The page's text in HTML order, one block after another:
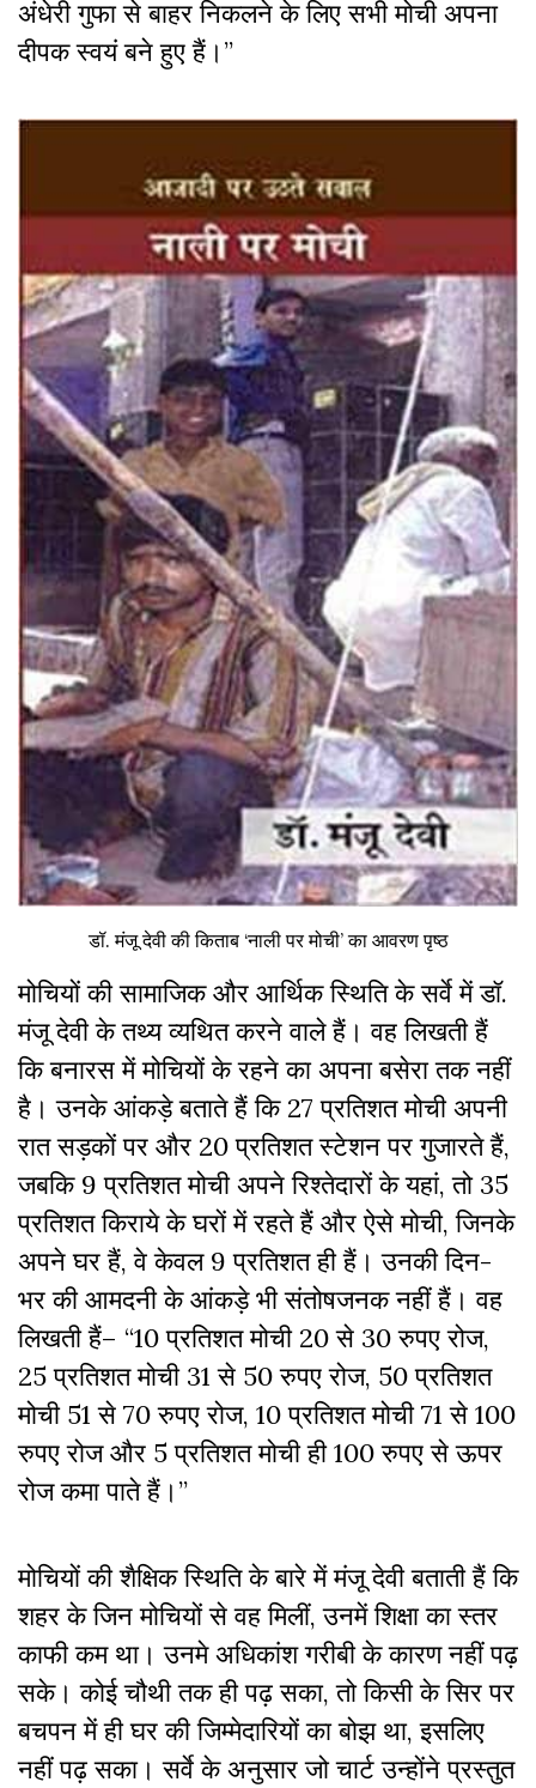
अंधेरी गुफा से बाहर निकलने के लिए सभी मोची अपना
दीपक स्वयं बने हुए हैं।”
डॉ. मंजू देवी की किताब ‘नाली पर मोची’ का आवरण पृष्ठ
मोचियों की सामाजिक और आर्थिक स्थिति के सर्वे में डॉ.
मंजू देवी के तथ्य व्यथित करने वाले हैं। वह लिखती हैं
कि बनारस में मोचियों के रहने का अपना बसेरा तक नहीं
है। उनके आंकड़े बताते हैं कि 27 प्रतिशत मोची अपनी
रात सड़कों पर और 20 प्रतिशत स्टेशन पर गुजारते हैं,
जबकि 9 प्रतिशत मोची अपने रिश्तेदारों के यहां, तो 35
प्रतिशत किराये के घरों में रहते हैं और ऐसे मोची, जिनके
अपने घर हैं, वे केवल 9 प्रतिशत ही हैं। उनकी दिन-
भर की आमदनी के आंकड़े भी संतोषजनक नहीं हैं। वह
लिखती हैं– “10 प्रतिशत मोची 20 से 30 रुपए रोज,
25 प्रतिशत मोची 31 से 50 रुपए रोज, 50 प्रतिशत
मोची 51 से 70 रुपए रोज, 10 प्रतिशत मोची 71 से 100
रुपए रोज और 5 प्रतिशत मोची ही 100 रुपए से ऊपर
रोज कमा पाते हैं।”
मोचियों की शैक्षिक स्थिति के बारे में मंजू देवी बताती हैं कि
शहर के जिन मोचियों से वह मिलीं, उनमें शिक्षा का स्तर
काफी कम था। उनमे अधिकांश गरीबी के कारण नहीं पढ़
सके। कोई चौथी तक ही पढ़ सका, तो किसी के सिर पर
बचपन में ही घर की जिम्मेदारियों का बोझ था, इसलिए
नहीं पढ़ सका। सर्वे के अनुसार जो चार्ट उन्होंने प्रस्तुत